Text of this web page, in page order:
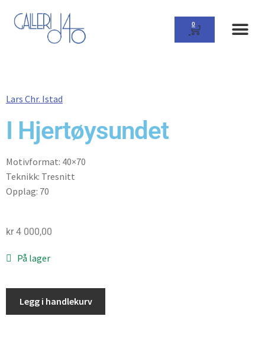
0
Lars Chr. Istad
I Hjertøysundet
Motivformat: 40×70
Teknikk: Tresnitt
Opplag: 70
kr 4 000,00
På lager
Legg i handlekurv